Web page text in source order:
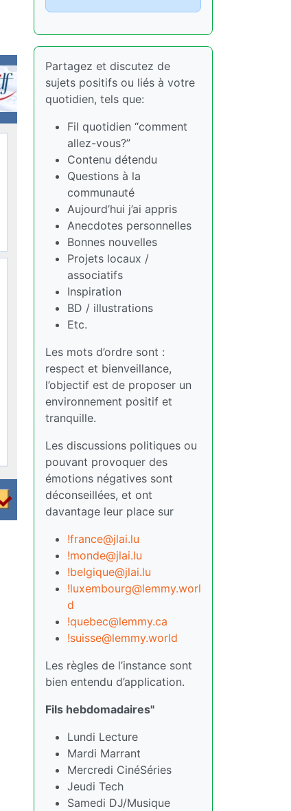
Partagez et discutez de
sujets positifs ou liés à votre
quotidien, tels que:
Fil quotidien “comment
allez-vous?”
Contenu détendu
Questions à la
communauté
Aujourd’hui j’ai appris
Anecdotes personnelles
Bonnes nouvelles
Projets locaux /
associatifs
Inspiration
BD / illustrations
Etc.
Les mots d’ordre sont :
respect et bienveillance,
l’objectif est de proposer un
environnement positif et
tranquille.
Les discussions politiques ou
pouvant provoquer des
émotions négatives sont
déconseillées, et ont
davantage leur place sur
!france@jlai.lu
!monde@jlai.lu
!belgique@jlai.lu
!luxembourg@lemmy.worl
d
!quebec@lemmy.ca
!suisse@lemmy.world
Les règles de l’instance sont
bien entendu d’application.
Fils hebdomadaires"
Lundi Lecture
Mardi Marrant
Mercredi CinéSéries
Jeudi Tech
Samedi DJ/Musique